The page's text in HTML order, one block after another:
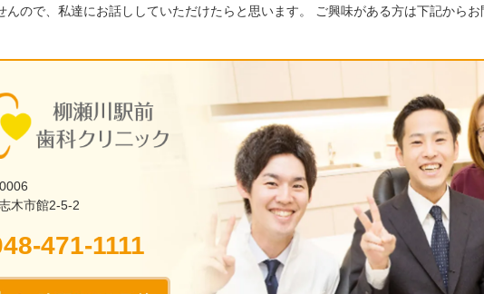
んので、私達にお話ししていただけたらと思います。 ご興味がある方は下記からお
木市館2-5-2
471-1111